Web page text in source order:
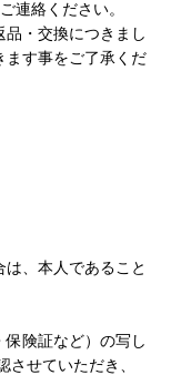
連絡ください。
につきまし
ます事をご了承くだ
、本人であること
険証など）の写し
せていただき、